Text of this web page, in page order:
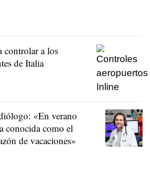
controlar a los
de Italia
«En verano
conocida como el
de vacaciones»